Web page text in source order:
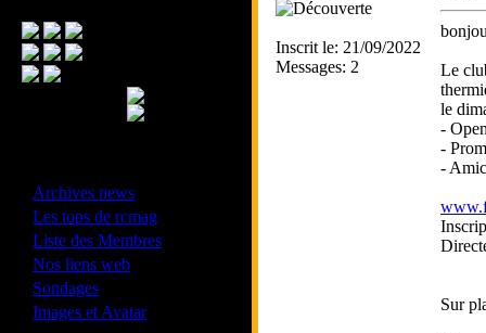
Archives news
Les tops de rcmag
Liste des Membres
Nos liens web
Sondages
Images et Avatar
Inscrit le: 21/09/2022
Messages: 2
Le
le
-
-
-
Sur